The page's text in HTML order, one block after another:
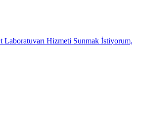
Laboratuvarı Hizmeti Sunmak İstiyorum,